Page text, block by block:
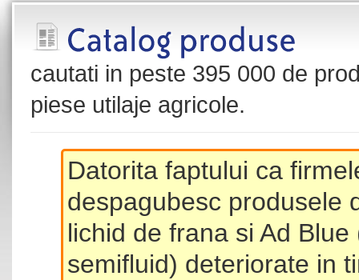
cautati in peste 395 000 de
piese utilaje agricole.
Datorita faptului ca
despagubesc produsele
lichid de frana si Ad
semifluid) deteriorate in